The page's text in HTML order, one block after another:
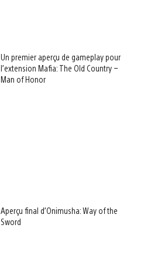
Un premier aperçu de gameplay pour
l’extension Mafia: The Old Country –
Man of Honor
Aperçu final d’Onimusha: Way of the
Sword